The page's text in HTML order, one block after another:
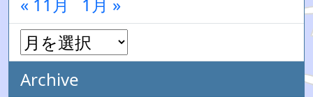
Archive